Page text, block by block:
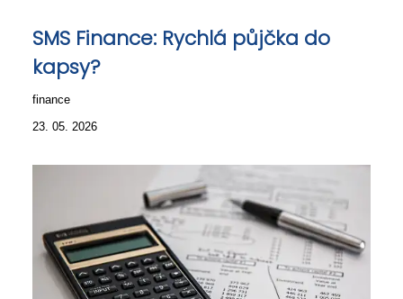
SMS Finance: Rychlá půjčka do
kapsy?
finance
23. 05. 2026